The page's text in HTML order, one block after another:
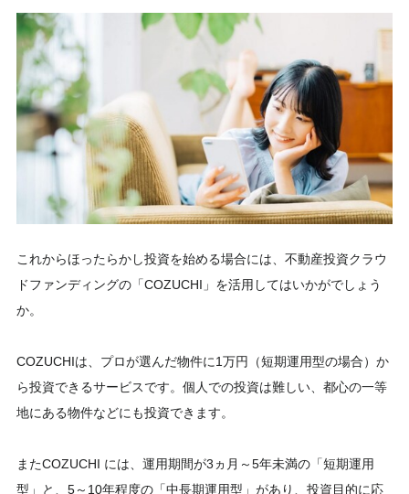
これからほったらかし投資を始める場合には、不動産投資クラウ
ドファンディングの「COZUCHI」を活用してはいかがでしょう
か。
COZUCHIは、プロが選んだ物件に1万円（短期運用型の場合）か
ら投資できるサービスです。個人での投資は難しい、都心の一等
地にある物件などにも投資できます。
またCOZUCHI には、運用期間が3ヵ月～5年未満の「短期運用
型」と、5～10年程度の「中長期運用型」があり、投資目的に応